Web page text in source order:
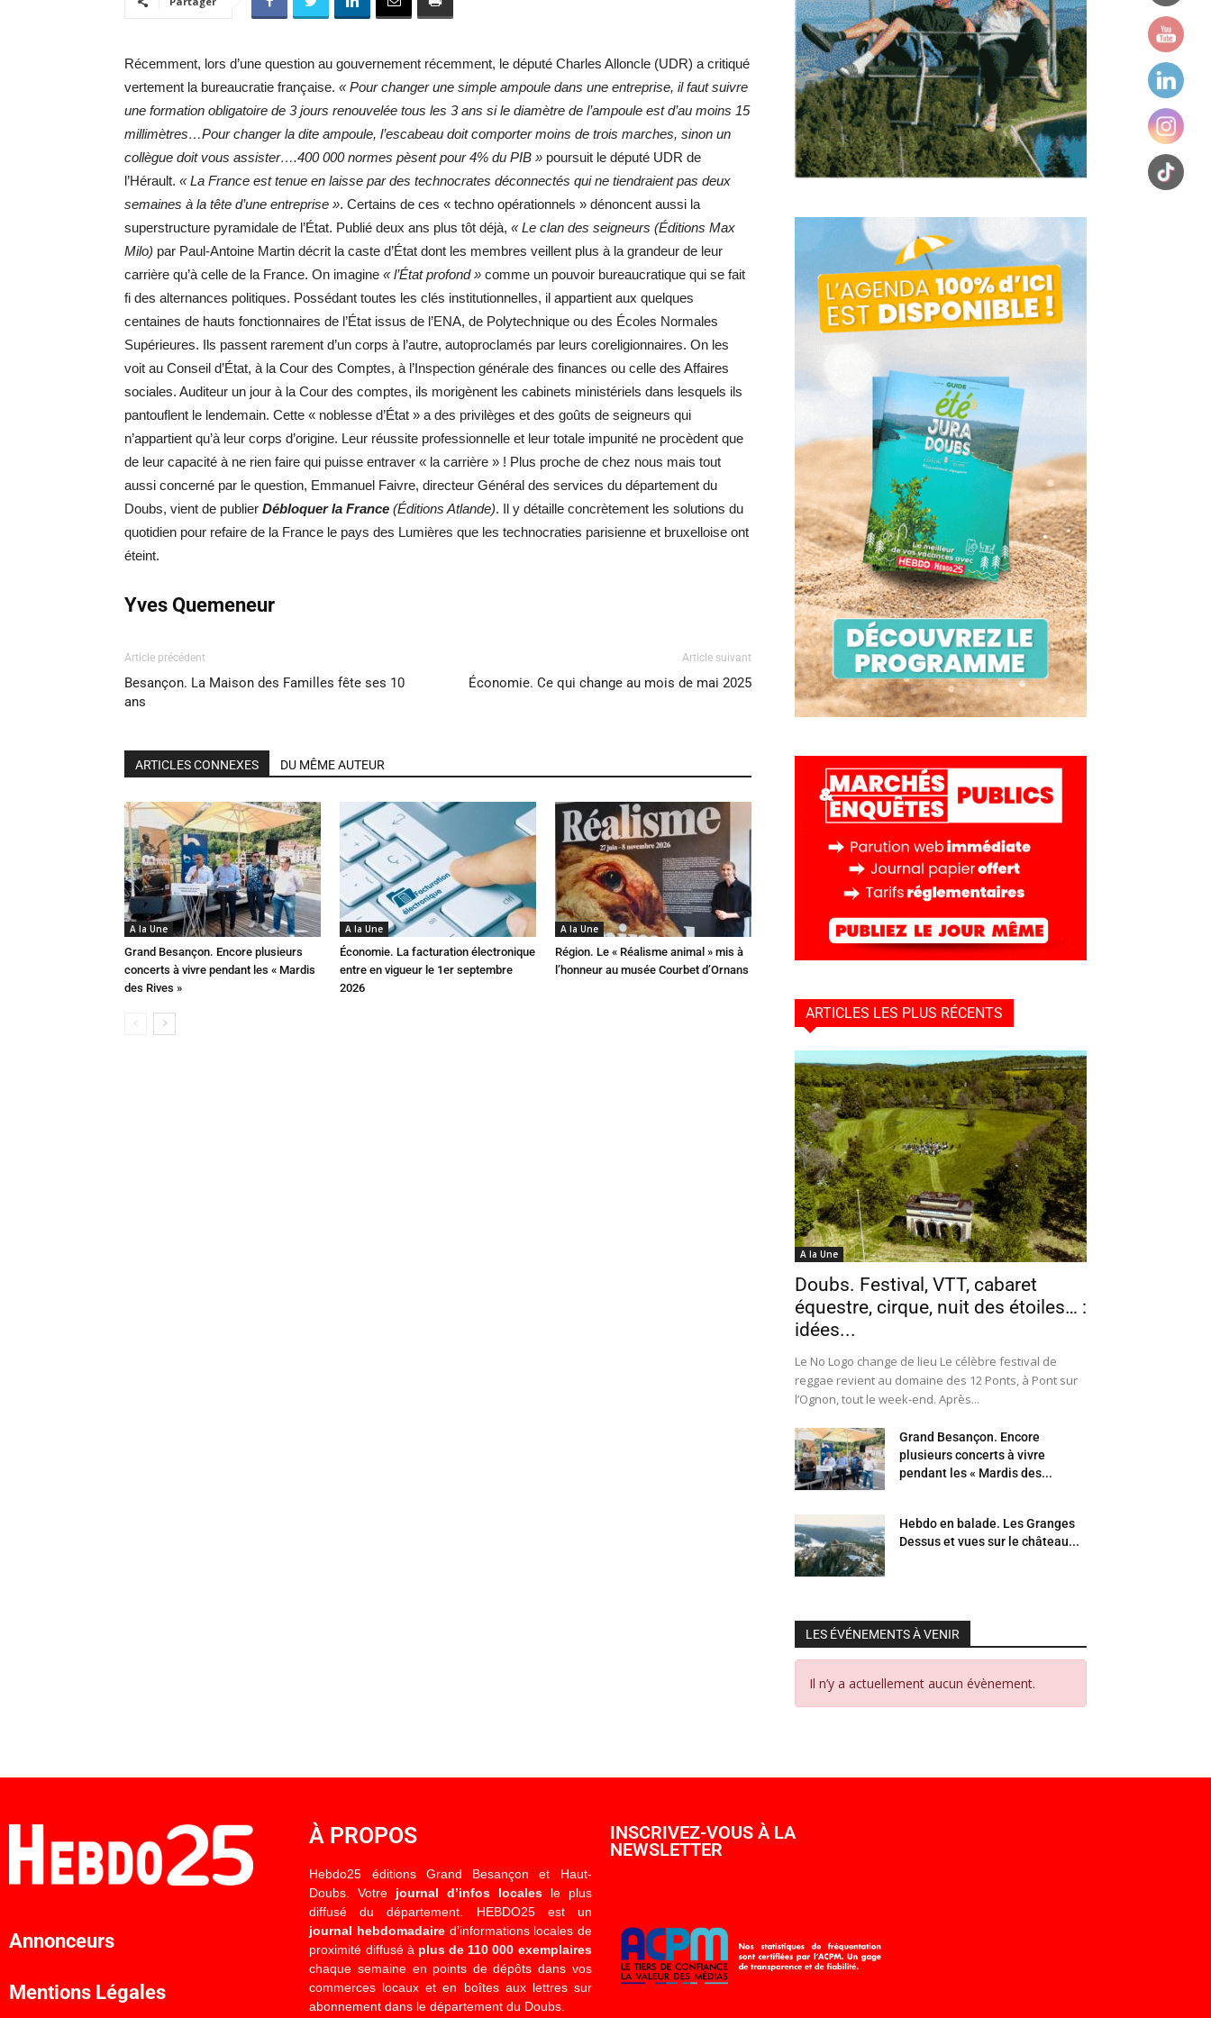
Récemment, lors d’une question au gouvernement récemment, le député Charles Alloncle (UDR) a critiqué
vertement la bureaucratie française. « Pour changer une simple ampoule dans une entreprise, il faut suivre
une formation obligatoire de 3 jours renouvelée tous les 3 ans si le diamètre de l’ampoule est d’au moins 15
millimètres…Pour changer la dite ampoule, l’escabeau doit comporter moins de trois marches, sinon un
collègue doit vous assister….400 000 normes pèsent pour 4% du PIB » poursuit le député UDR de
l’Hérault. « La France est tenue en laisse par des technocrates déconnectés qui ne tiendraient pas deux
semaines à la tête d’une entreprise ». Certains de ces « techno opérationnels » dénoncent aussi la
superstructure pyramidale de l’État. Publié deux ans plus tôt déjà, « Le clan des seigneurs (Éditions Max
Milo) par Paul-Antoine Martin décrit la caste d’État dont les membres veillent plus à la grandeur de leur
carrière qu’à celle de la France. On imagine « l’État profond » comme un pouvoir bureaucratique qui se fait
fi des alternances politiques. Possédant toutes les clés institutionnelles, il appartient aux quelques
centaines de hauts fonctionnaires de l’État issus de l’ENA, de Polytechnique ou des Écoles Normales
Supérieures. Ils passent rarement d’un corps à l’autre, autoproclamés par leurs coreligionnaires. On les
voit au Conseil d’État, à la Cour des Comptes, à l’Inspection générale des finances ou celle des Affaires
sociales. Auditeur un jour à la Cour des comptes, ils morigènent les cabinets ministériels dans lesquels ils
pantouflent le lendemain. Cette « noblesse d’État » a des privilèges et des goûts de seigneurs qui
n’appartient qu’à leur corps d’origine. Leur réussite professionnelle et leur totale impunité ne procèdent que
de leur capacité à ne rien faire qui puisse entraver « la carrière » ! Plus proche de chez nous mais tout
aussi concerné par le question, Emmanuel Faivre, directeur Général des services du département du
Doubs, vient de publier Débloquer la France (Éditions Atlande). Il y détaille concrètement les solutions du
quotidien pour refaire de la France le pays des Lumières que les technocraties parisienne et bruxelloise ont
éteint.
Yves Quemeneur
Article précédent
Besançon. La Maison des Familles fête ses 10
ans
Article suivant
Économie. Ce qui change au mois de mai 2025
ARTICLES CONNEXES DU MÊME AUTEUR
A la Une
Grand Besançon. Encore plusieurs
concerts à vivre pendant les « Mardis
des Rives »
A la Une
Économie. La facturation électronique
entre en vigueur le 1er septembre
2026
A la Une
Région. Le « Réalisme animal » mis à
l’honneur au musée Courbet d’Ornans
ARTICLES LES PLUS RÉCENTS
A la Une
Doubs. Festival, VTT, cabaret
équestre, cirque, nuit des étoiles… :
idées...
Le No Logo change de lieu Le célèbre festival de
reggae revient au domaine des 12 Ponts, à Pont sur
l’Ognon, tout le week-end. Après...
Grand Besançon. Encore
plusieurs concerts à vivre
pendant les « Mardis des...
Hebdo en balade. Les Granges
Dessus et vues sur le château...
LES ÉVÉNEMENTS À VENIR
Il n’y a actuellement aucun évènement.
Annonceurs
Mentions Légales
À PROPOS
Hebdo25 éditions Grand Besançon et Haut-
Doubs. Votre journal d’infos localesle plus
diffusé du département. HEBDO25 est un
journal hebdomadaired’informations locales de
proximité diffusé à plus de 110 000 exemplaires
chaque semaine en points de dépôts dans vos
commerces locaux et en boîtes aux lettres sur
abonnement dans le département du Doubs.
INSCRIVEZ-VOUS À LA
NEWSLETTER